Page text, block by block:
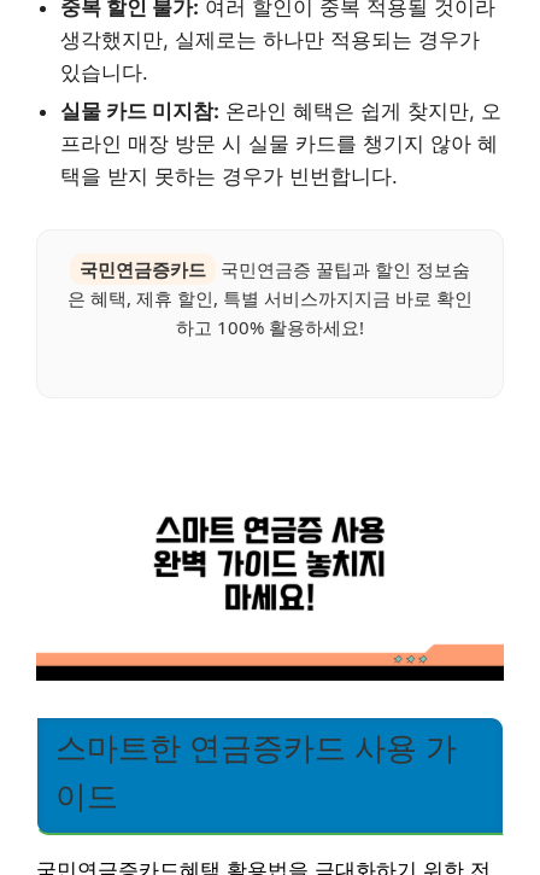
중복 할인 불가: 여러 할인이 중복 적용될 것이라
생각했지만, 실제로는 하나만 적용되는 경우가
있습니다.
실물 카드 미지참: 온라인 혜택은 쉽게 찾지만, 오
프라인 매장 방문 시 실물 카드를 챙기지 않아 혜
택을 받지 못하는 경우가 빈번합니다.
국민연금증카드
국민연금증 꿀팁과 할인 정보숨
은 혜택, 제휴 할인, 특별 서비스까지지금 바로 확인
하고 100% 활용하세요!
스마트한 연금증카드 사용 가
이드